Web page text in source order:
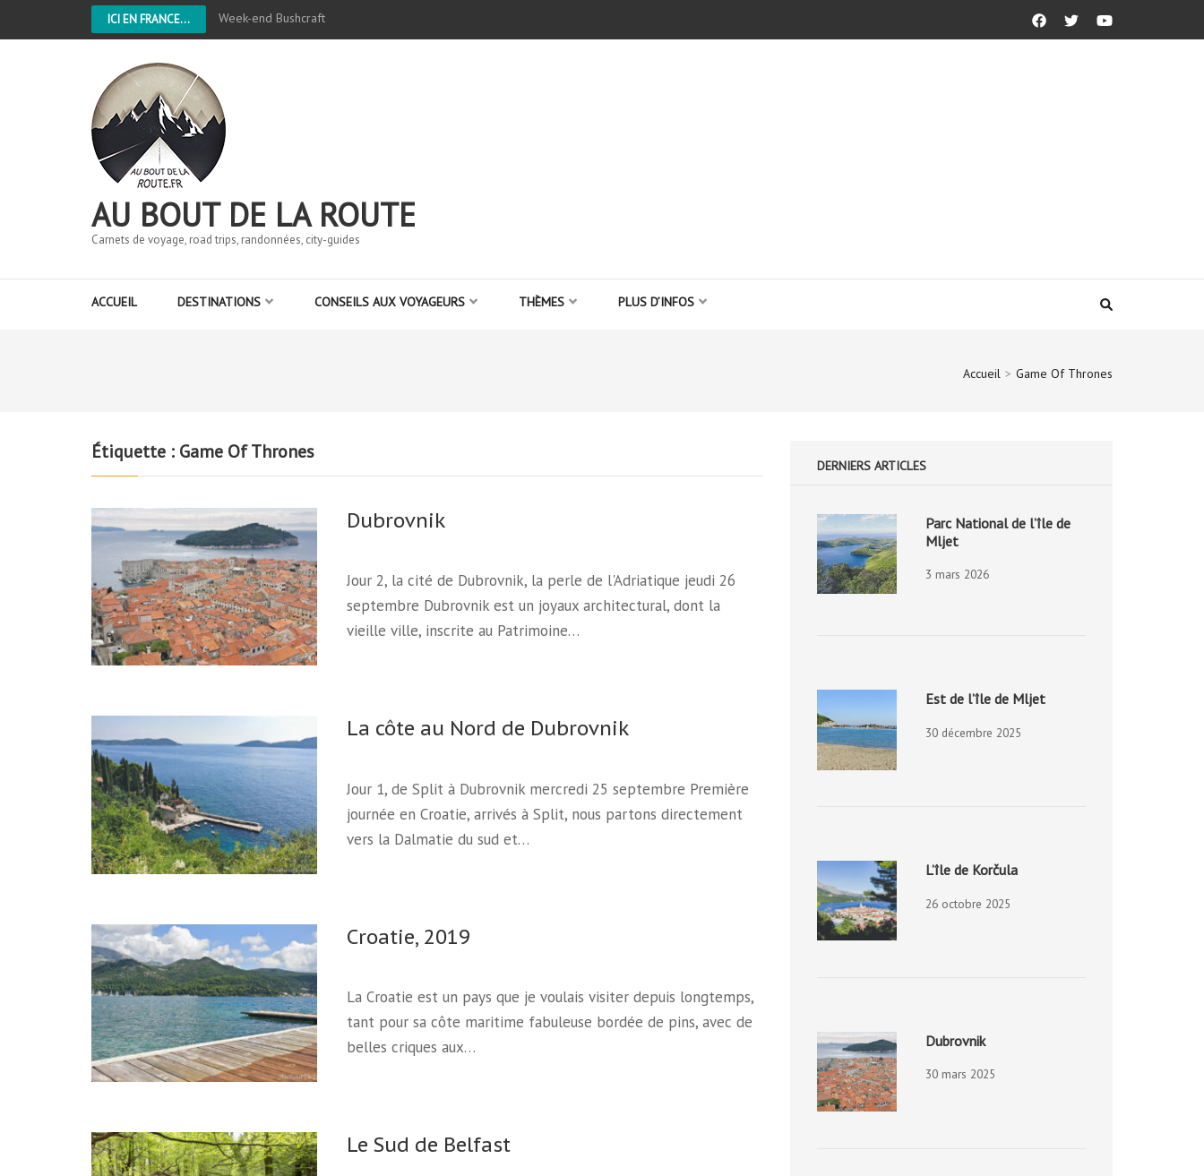
ICI EN FRANCE... Week-end Bushcraft
AU BOUT DE LA ROUTE
Carnets de voyage, road trips, randonnées, city-guides
ACCUEIL DESTINATIONS CONSEILS AUX VOYAGEURS THÈMES PLUS D’INFOS
Accueil > Game Of Thrones
Étiquette : Game Of Thrones
Dubrovnik
Jour 2, la cité de Dubrovnik, la perle de l'Adriatique jeudi 26
septembre Dubrovnik est un joyaux architectural, dont la
vieille ville, inscrite au Patrimoine…
La côte au Nord de Dubrovnik
Jour 1, de Split à Dubrovnik mercredi 25 septembre Première
journée en Croatie, arrivés à Split, nous partons directement
vers la Dalmatie du sud et…
Croatie, 2019
La Croatie est un pays que je voulais visiter depuis longtemps,
tant pour sa côte maritime fabuleuse bordée de pins, avec de
belles criques aux…
Le Sud de Belfast
DERNIERS ARTICLES
Parc National de l’île de
Mljet
3 mars 2026
Est de l’île de Mljet
30 décembre 2025
L’île de Korčula
26 octobre 2025
Dubrovnik
30 mars 2025